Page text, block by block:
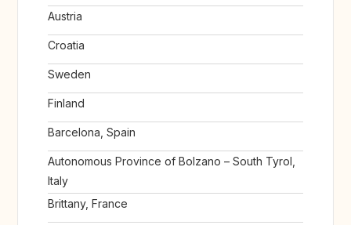
Austria
Croatia
Sweden
Finland
Barcelona, Spain
Autonomous Province of Bolzano – South Tyrol,
Italy
Brittany, France